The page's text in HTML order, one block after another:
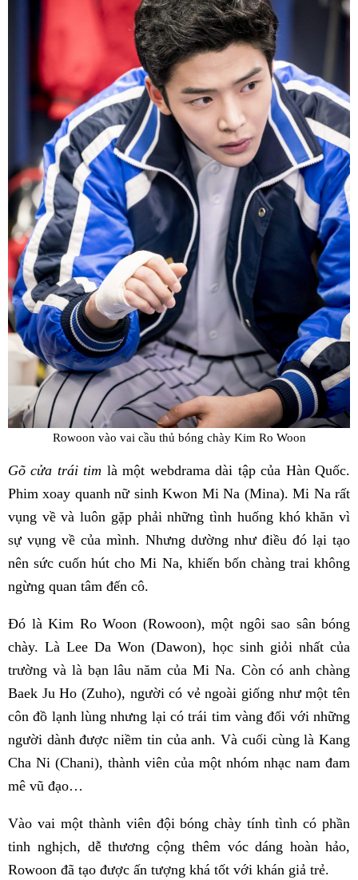
Rowoon vào vai cầu thủ bóng chày Kim Ro Woon
Gõ cửa trái tim là một webdrama dài tập của Hàn Quốc.
Phim xoay quanh nữ sinh Kwon Mi Na (Mina). Mi Na rất
vụng về và luôn gặp phải những tình huống khó khăn vì
sự vụng về của mình. Nhưng dường như điều đó lại tạo
nên sức cuốn hút cho Mi Na, khiến bốn chàng trai không
ngừng quan tâm đến cô.
Đó là Kim Ro Woon (Rowoon), một ngôi sao sân bóng
chày. Là Lee Da Won (Dawon), học sinh giỏi nhất của
trường và là bạn lâu năm của Mi Na. Còn có anh chàng
Baek Ju Ho (Zuho), người có vẻ ngoài giống như một tên
côn đồ lạnh lùng nhưng lại có trái tim vàng đối với những
người dành được niềm tin của anh. Và cuối cùng là Kang
Cha Ni (Chani), thành viên của một nhóm nhạc nam đam
mê vũ đạo…
Vào vai một thành viên đội bóng chày tính tình có phần
tinh nghịch, dễ thương cộng thêm vóc dáng hoàn hảo,
Rowoon đã tạo được ấn tượng khá tốt với khán giả trẻ.